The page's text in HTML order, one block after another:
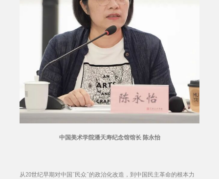
中国美术学院潘天寿纪念馆馆长 陈永怡
从20世纪早期对中国“民众”的政治化改造，到中国民主革命的根本力